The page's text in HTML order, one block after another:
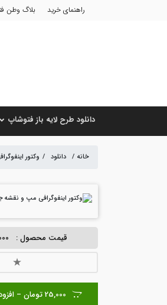
راهنمای خرید بلاگ وطن
دانلود طرح لایه باز فتوشاپ
خانه / دانلود / وکتور
قیمت محصول :
25,000 تومان – افزودن به سبد خرید